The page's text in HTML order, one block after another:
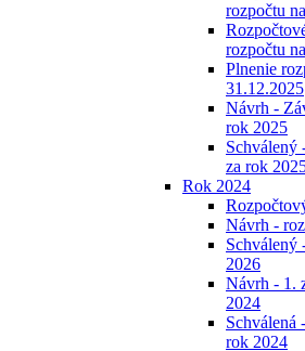
rozpočtu
rozpočtu
Plnenie
31.12.2025
Návrh -
rok 2025
Schválený
za rok
Rok 2024
Návrh -
Schválený
2026
Návrh - 1.
2024
Schválená
rok 2024